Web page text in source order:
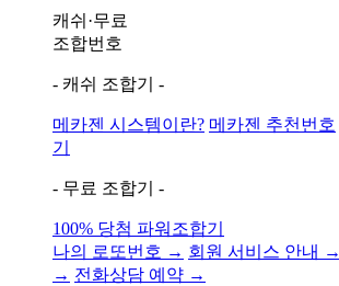
캐쉬·무료
조합번호
- 캐쉬 조합기 -
메카젠 시스템이란? 메카젠 추천번호
기
- 무료 조합기 -
100% 당첨 파워조합기
나의 로또번호 → 회원 서비스 안내 →
→ 전화상담 예약 →